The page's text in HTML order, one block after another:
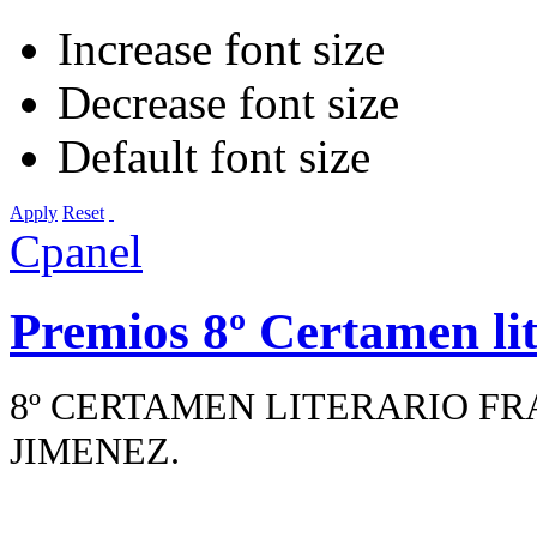
Increase font size
Decrease font size
Default font size
Apply Reset
Cpanel
Premios 8º Certamen
8º CERTAMEN LITERARIO
JIMENEZ.